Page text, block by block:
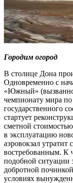
Городим огород
В столице Дона
Одновременно с
«Южный»
чемпионату мира
государственного
стартует
сметной
в эксплуатацию
аэровокзал утратит
востребованным. К
подобной ситуации
добротной
условиях